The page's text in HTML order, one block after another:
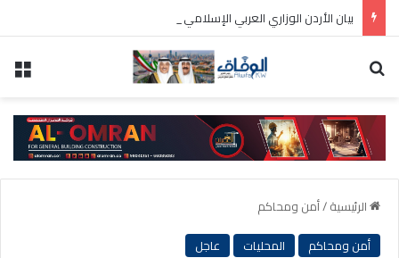
الرئيسية/أمن ومحاكم
أمن ومحاكم
المحليات عاجل